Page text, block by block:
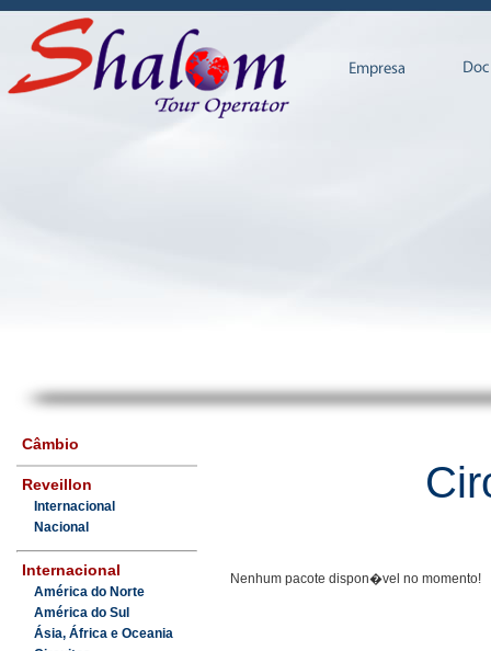
Câmbio
Reveillon
Internacional
Nacional
Internacional
América do Norte
América do Sul
Ásia, África e Oceania
Nenhum pacote dispon�vel no momento!